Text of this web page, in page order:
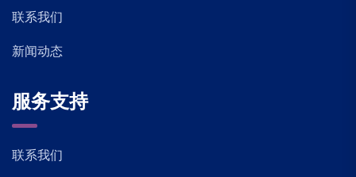
联系我们
新闻动态
服务支持
联系我们